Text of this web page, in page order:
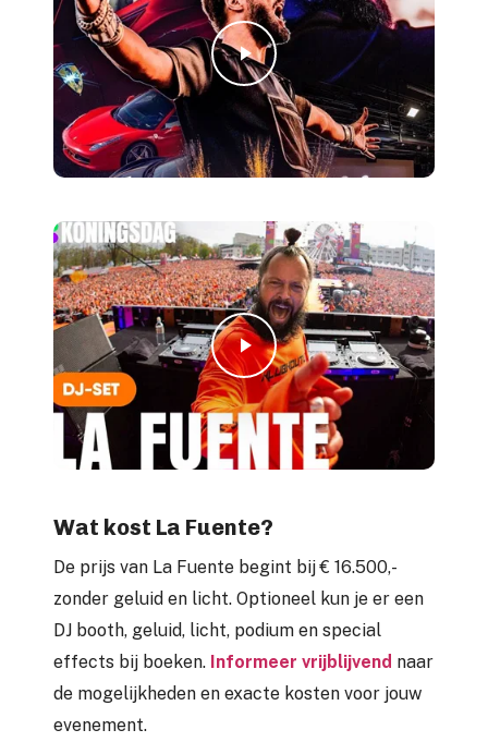
Play Video
Play Video
Play Video
Wat kost La Fuente?
De prijs van La Fuente begint bij € 16.500,-
zonder geluid en licht. Optioneel kun je er een
DJ booth, geluid, licht, podium en special
effects bij boeken. Informeer vrijblijvend naar
de mogelijkheden en exacte kosten voor jouw
evenement.